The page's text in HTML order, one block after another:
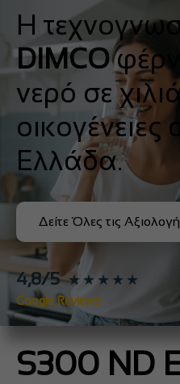
Η
DIMCO
νερό σε
οικογένειες
Ελλάδα.
Δείτε Όλες τις
4,8/5 ★★★★★
Google Reviews
S300 ND